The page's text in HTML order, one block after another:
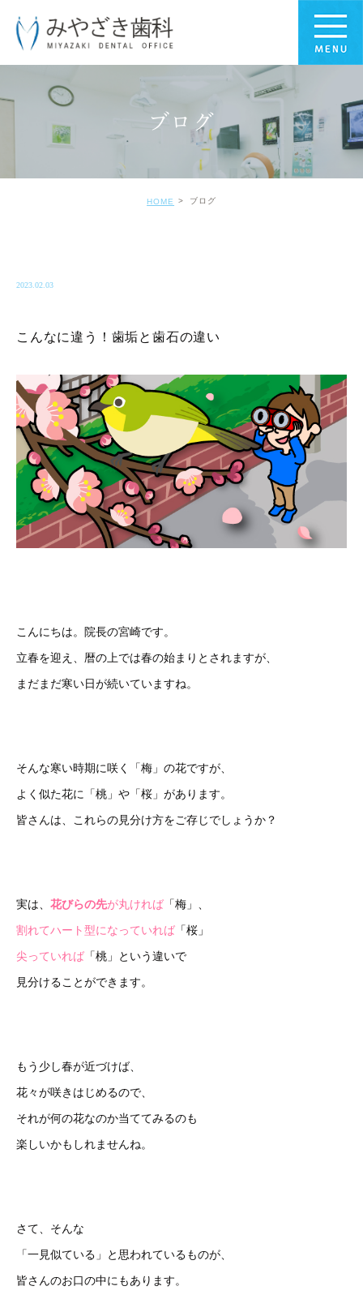
ブログ
HOME ブログ
2023.02.03
こんなに違う！歯垢と歯石の違い
こんにちは。院長の宮崎です。
立春を迎え、暦の上では春の始まりとされますが、
まだまだ寒い日が続いていますね。
そんな寒い時期に咲く「梅」の花ですが、
よく似た花に「桃」や「桜」があります。
皆さんは、これらの見分け方をご存じでしょうか？
実は、 花びらの先が丸ければ 「梅」、
割れてハート型になっていれば 「桜」
尖っていれば 「桃」という違いで
見分けることができます。
もう少し春が近づけば、
花々が咲きはじめるので、
それが何の花なのか当ててみるのも
楽しいかもしれませんね。
さて、そんな
「一見似ている」と思われているものが、
皆さんのお口の中にもあります。